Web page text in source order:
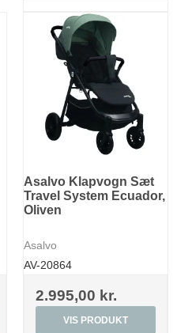
Asalvo Klapvogn Sæt
Travel System Ecuador,
Oliven
Asalvo
AV-20864
2.995,00 kr.
VIS PRODUKT